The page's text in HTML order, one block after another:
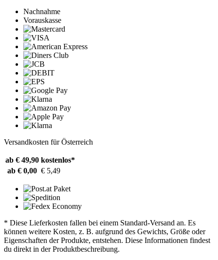
Nachnahme
Vorauskasse
Versandkosten für Österreich
ab € 49,90 kostenlos*
ab € 0,00 € 5,49
* Diese Lieferkosten fallen bei einem Standard-Versand an. Es
können weitere Kosten, z. B. aufgrund des Gewichts, Größe oder
Eigenschaften der Produkte, entstehen. Diese Informationen findest
du direkt in der Produktbeschreibung.